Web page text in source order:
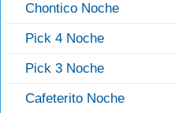
Chontico Noche
Pick 4 Noche
Pick 3 Noche
Cafeterito Noche